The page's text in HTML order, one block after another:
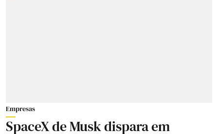
Empresas
SpaceX de Musk dispara em